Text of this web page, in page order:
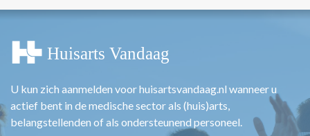
U kun zich aanmelden voor huisartsvandaag.nl wanneer u
actief bent in de medische sector als (huis)arts,
belangstellenden of als ondersteunend personeel.